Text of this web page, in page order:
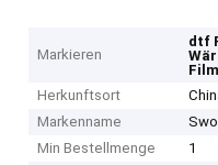
Markieren
dtf
Film
Herkunftsort
Markenname
Min Bestellmenge
1